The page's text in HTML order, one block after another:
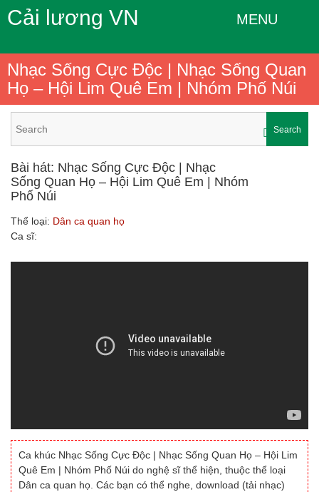
Cải lương VN MENU
Nhạc Sống Cực Độc | Nhạc Sống Quan
Họ – Hội Lim Quê Em | Nhóm Phố Núi
Search
Bài hát: Nhạc Sống Cực Độc | Nhạc
Sống Quan Họ – Hội Lim Quê Em | Nhóm
Phố Núi
Thể loại: Dân ca quan họ
Ca sĩ:
Ca khúc Nhạc Sống Cực Độc | Nhạc Sống Quan Họ – Hội Lim
Quê Em | Nhóm Phố Núi do nghệ sĩ thể hiện, thuộc thể loại
Dân ca quan họ. Các bạn có thể nghe, download (tải nhạc)